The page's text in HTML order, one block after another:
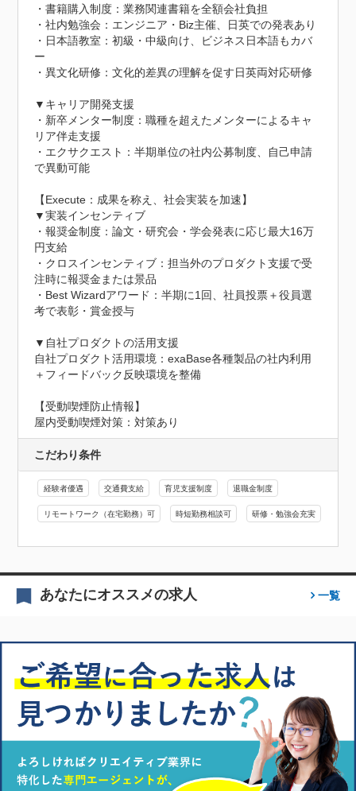
・書籍購入制度：業務関連書籍を全額会社負担
・社内勉強会：エンジニア・Biz主催、日英での発表あり
・日本語教室：初級・中級向け、ビジネス日本語もカバ
ー
・異文化研修：文化的差異の理解を促す日英両対応研修
▼キャリア開発支援
・新卒メンター制度：職種を超えたメンターによるキャ
リア伴走支援
・エクサクエスト：半期単位の社内公募制度、自己申請
で異動可能
【Execute：成果を称え、社会実装を加速】
▼実装インセンティブ
・報奨金制度：論文・研究会・学会発表に応じ最大16万
円支給
・クロスインセンティブ：担当外のプロダクト支援で受
注時に報奨金または景品
・Best Wizardアワード：半期に1回、社員投票＋役員選
考で表彰・賞金授与
▼自社プロダクトの活用支援
自社プロダクト活用環境：exaBase各種製品の社内利用
＋フィードバック反映環境を整備
【受動喫煙防止情報】
屋内受動喫煙対策：対策あり
こだわり条件
経験者優遇 交通費支給 育児支援制度 退職金制度
リモートワーク（在宅勤務）可 時短勤務相談可 研修・勉強会充実
あなたにオススメの求人 一覧